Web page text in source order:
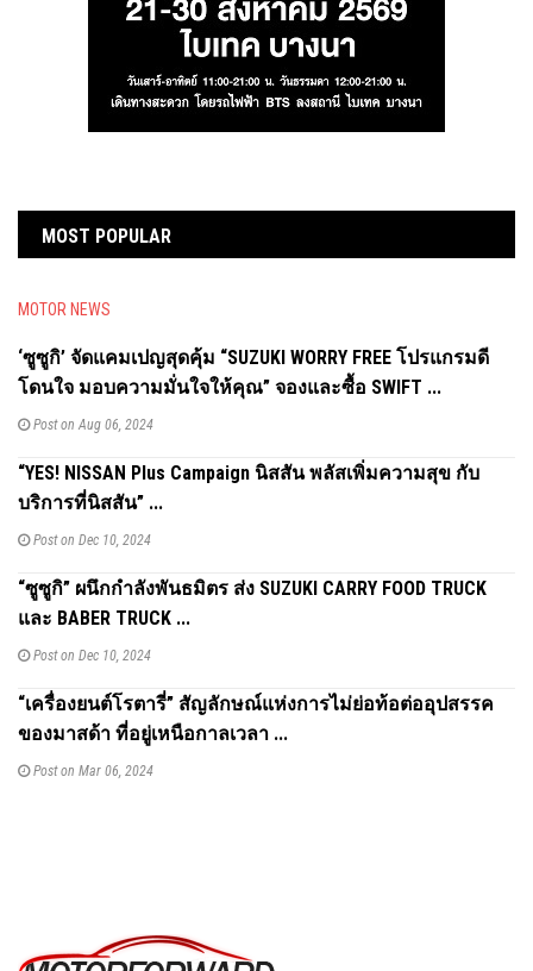
MOST POPULAR
MOTOR NEWS
‘ซูซูกิ’ จัดแคมเปญสุดคุ้ม “SUZUKI WORRY FREE โปรแกรมดี
โดนใจ มอบความมั่นใจให้คุณ” จองและซื้อ SWIFT ...
Post on Aug 06, 2024
“YES! NISSAN Plus Campaign นิสสัน พลัสเพิ่มความสุข กับ
บริการที่นิสสัน” ...
Post on Dec 10, 2024
“ซูซูกิ” ผนึกกำลังพันธมิตร ส่ง SUZUKI CARRY FOOD TRUCK
และ BABER TRUCK ...
Post on Dec 10, 2024
“เครื่องยนต์โรตารี่” สัญลักษณ์แห่งการไม่ย่อท้อต่ออุปสรรค
ของมาสด้า ที่อยู่เหนือกาลเวลา ...
Post on Mar 06, 2024